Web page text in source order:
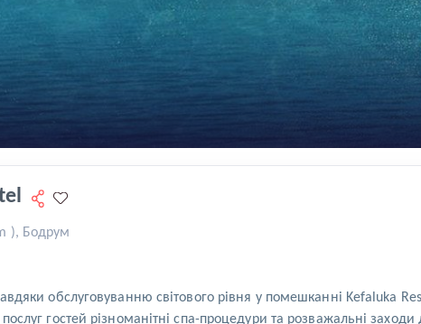
), Бодрум
обслуговуванню світового рівня у помешканні Kefaluka
гостей різноманітні спа-процедури та розважальні